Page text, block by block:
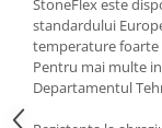
StoneFlex este
standardului
temperature foarte
Pentru mai multe
Departamentul